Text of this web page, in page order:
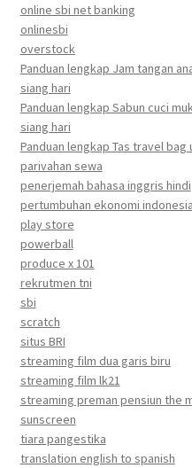
online sbi net banking
onlinesbi
overstock
Panduan lengkap Jam tangan
siang hari
Panduan lengkap Sabun cuci
siang hari
Panduan lengkap Tas travel
parivahan sewa
penerjemah bahasa inggris hindi
pertumbuhan ekonomi
play store
powerball
produce x 101
rekrutmen tni
sbi
scratch
situs BRI
streaming film dua garis biru
streaming film lk21
streaming preman pensiun the
sunscreen
tiara pangestika
translation english to spanish